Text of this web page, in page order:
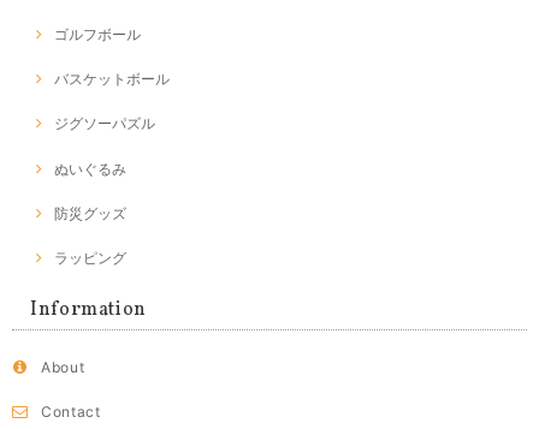
ゴルフボール
バスケットボール
ジグソーパズル
ぬいぐるみ
防災グッズ
ラッピング
Information
About
Contact